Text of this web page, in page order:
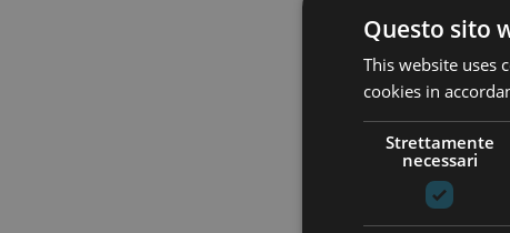
Questo sito
This website uses
cookies in
Strettamente
necessari